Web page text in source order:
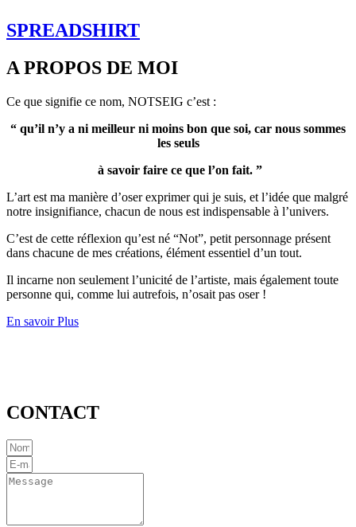
SPREADSHIRT
A PROPOS DE MOI
Ce que signifie ce nom, NOTSEIG c’est :
“ qu’il n’y a ni meilleur ni moins bon que soi, car nous sommes
les seuls
à savoir faire ce que l’on fait. ”
L’art est ma manière d’oser exprimer qui je suis, et l’idée que malgré
notre insignifiance, chacun de nous est indispensable à l’univers.
C’est de cette réflexion qu’est né “Not”, petit personnage présent
dans chacune de mes créations, élément essentiel d’un tout.
Il incarne non seulement l’unicité de l’artiste, mais également toute
personne qui, comme lui autrefois, n’osait pas oser !
En savoir Plus
CONTACT